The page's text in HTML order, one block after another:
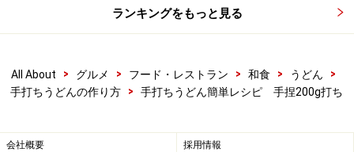
小判や木の葉をイメージする
90度向きを変えて
ランキングをもっと見る
All About > グルメ > フード・レストラン > 和食 > うどん
>
手打ちうどんの作り方
> 手打ちうどん簡単レシピ 手捏200g打ち
会社概要 採用情報